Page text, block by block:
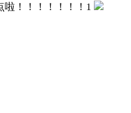
啦！！！！！！！1